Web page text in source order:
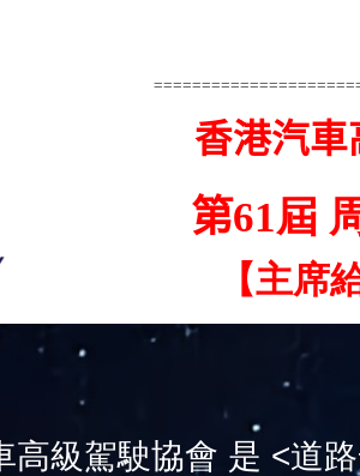
香港汽車
第61屆
【主席
級駕駛協會 是 <道路